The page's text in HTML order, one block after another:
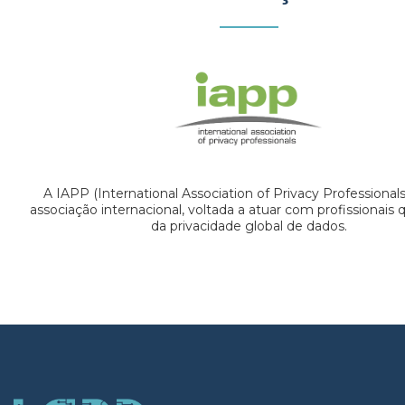
A IAPP (International Association of Privacy
associação internacional, voltada a atuar com profissionais
da privacidade global de dados.